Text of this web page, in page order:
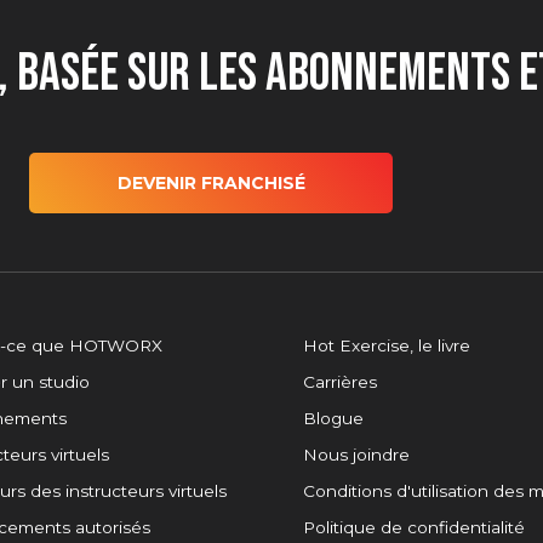
sur les abonnements
DEVENIR FRANCHISÉ
ce que HOTWORX
un studio
virtuels
des instructeurs virtuels
autorisés
Hot Exercise, le livre
Carrières
Blogue
Nous joindre
Conditions d'utilisation des
Politique de confidentialité